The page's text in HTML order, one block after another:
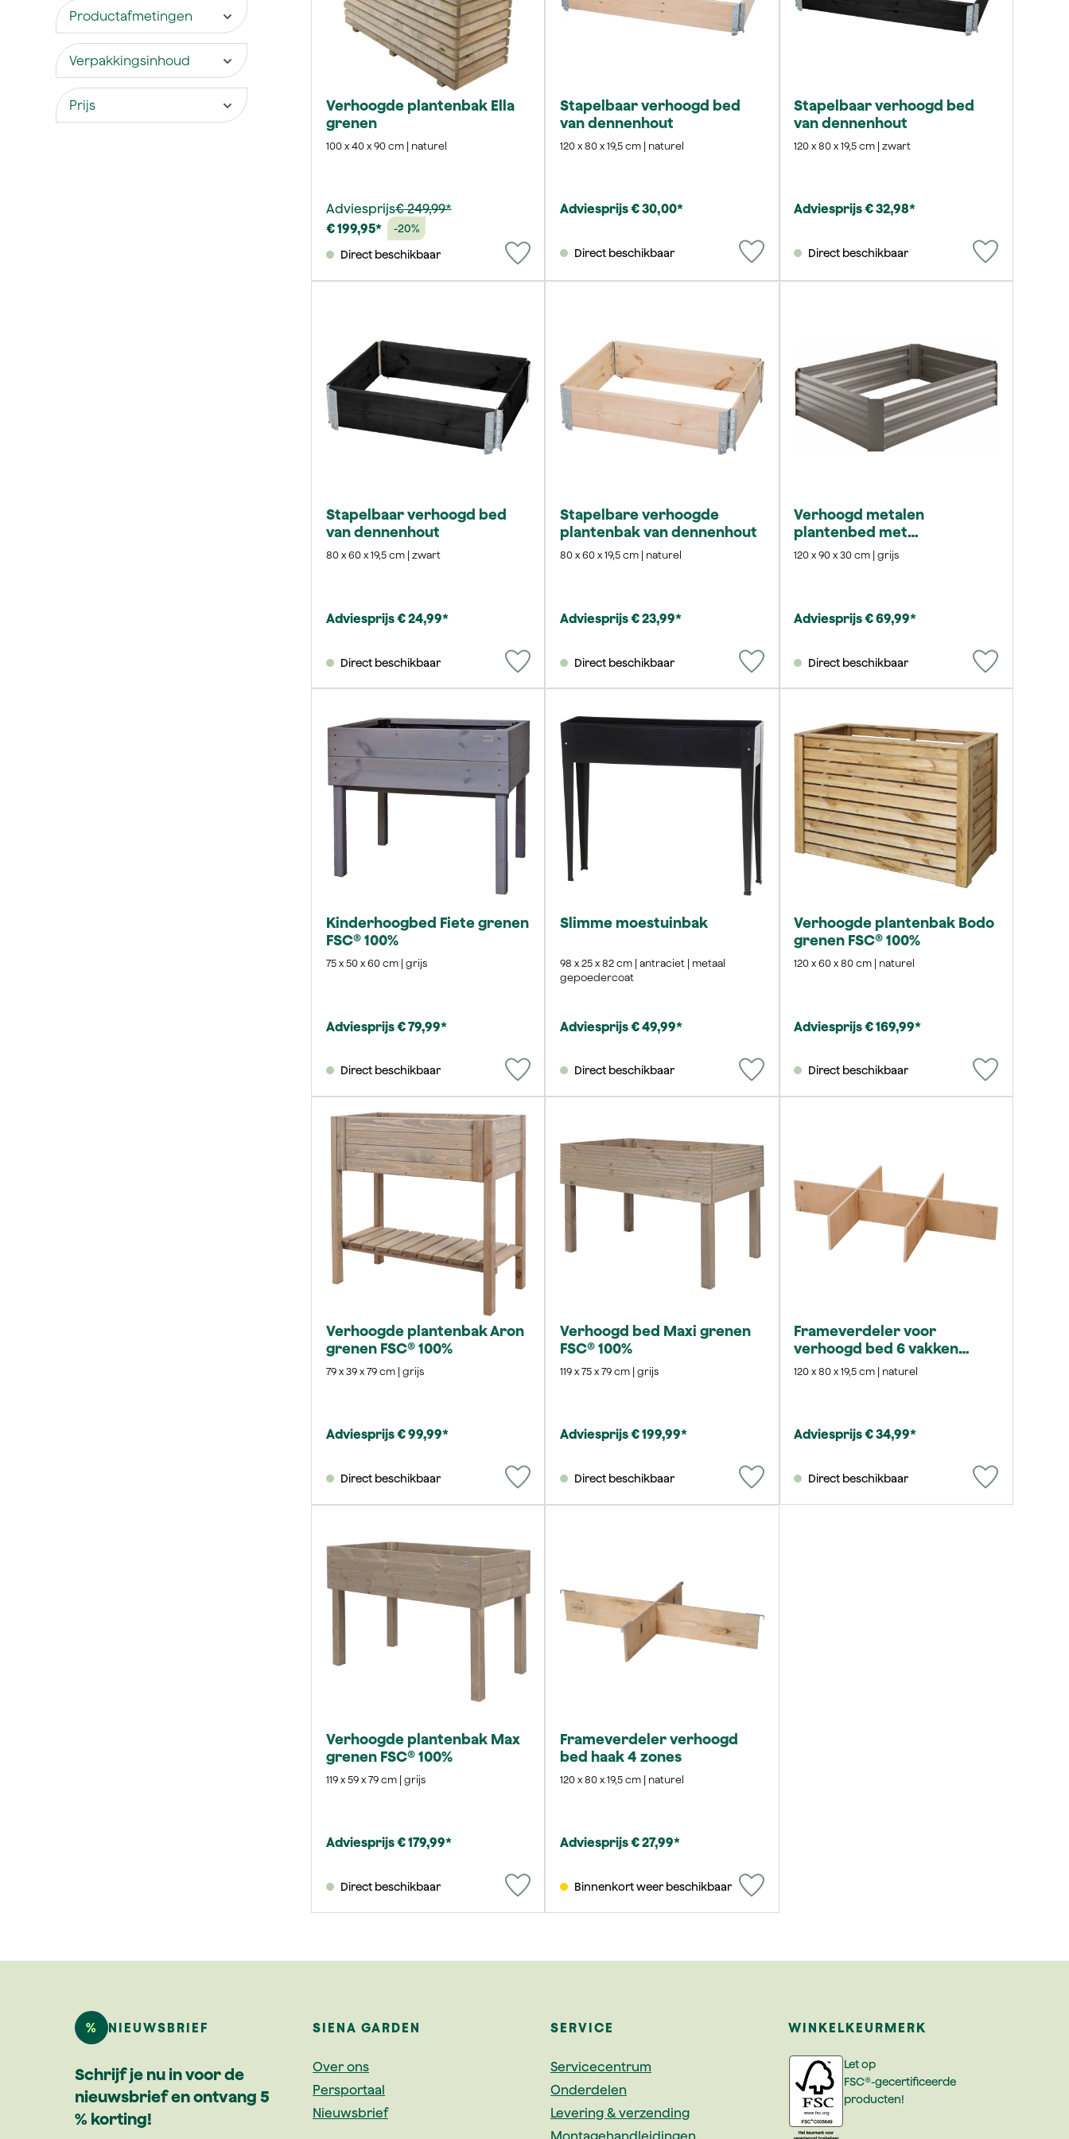
Productafmetingen
Verpakkingsinhoud
Prijs
Verhoogde plantenbak Ella
grenen
100 x 40 x 90 cm | naturel
Adviesprijs€ 249,99*
€ 199,95*
-20%
Direct beschikbaar
Stapelbaar verhoogd bed
van dennenhout
120 x 80 x 19,5 cm | naturel
Adviesprijs € 30,00*
Direct beschikbaar
Stapelbaar verhoogd bed
van dennenhout
120 x 80 x 19,5 cm | zwart
Adviesprijs € 32,98*
Direct beschikbaar
Stapelbaar verhoogd bed
van dennenhout
80 x 60 x 19,5 cm | zwart
Adviesprijs € 24,99*
Direct beschikbaar
Stapelbare verhoogde
plantenbak van dennenhout
80 x 60 x 19,5 cm | naturel
Adviesprijs € 23,99*
Direct beschikbaar
Verhoogd metalen
plantenbed met
poedercoating
120 x 90 x 30 cm | grijs
Adviesprijs € 69,99*
Direct beschikbaar
Kinderhoogbed Fiete grenen
FSC® 100%
75 x 50 x 60 cm | grijs
Adviesprijs € 79,99*
Direct beschikbaar
Slimme moestuinbak
98 x 25 x 82 cm | antraciet | metaal
gepoedercoat
Adviesprijs € 49,99*
Direct beschikbaar
Verhoogde plantenbak Bodo
grenen FSC® 100%
120 x 60 x 80 cm | naturel
Adviesprijs € 169,99*
Direct beschikbaar
Verhoogde plantenbak Aron
grenen FSC® 100%
79 x 39 x 79 cm | grijs
Adviesprijs € 99,99*
Direct beschikbaar
Verhoogd bed Maxi grenen
FSC® 100%
119 x 75 x 79 cm | grijs
Adviesprijs € 199,99*
Direct beschikbaar
Frameverdeler voor
verhoogd bed 6 vakken
grenen
120 x 80 x 19,5 cm | naturel
Adviesprijs € 34,99*
Direct beschikbaar
Verhoogde plantenbak Max
grenen FSC® 100%
119 x 59 x 79 cm | grijs
Adviesprijs € 179,99*
Direct beschikbaar
Frameverdeler verhoogd
bed haak 4 zones
120 x 80 x 19,5 cm | naturel
Adviesprijs € 27,99*
Binnenkort weer beschikbaar
% NIEUWSBRIEF
Schrijf je nu in voor de
nieuwsbrief en ontvang 5
% korting!
SIENA GARDEN
Over ons
Persportaal
Nieuwsbrief
SERVICE
Servicecentrum
Onderdelen
Levering & verzending
Montagehandleidingen
WINKELKEURMERK
Let op
FSC®-gecertificeerde
producten!